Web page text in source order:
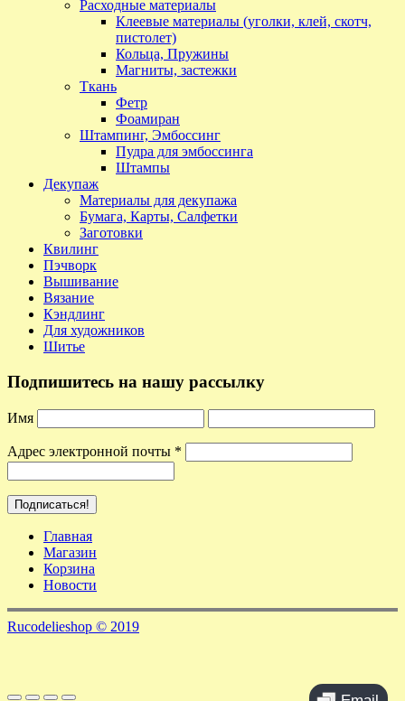
Расходные материалы
Клеевые материалы (уголки, клей, скотч,
пистолет)
Кольца, Пружины
Магниты, застежки
Ткань
Фетр
Фоамиран
Штампинг, Эмбоссинг
Пудра для эмбоссинга
Штампы
Декупаж
Материалы для декупажа
Бумага, Карты, Салфетки
Заготовки
Квилинг
Пэчворк
Вышивание
Вязание
Кэндлинг
Для художников
Шитье
Подпишитесь на нашу рассылку
Имя
Адрес электронной почты *
Главная
Магазин
Корзина
Новости
Rucodelieshop © 2019